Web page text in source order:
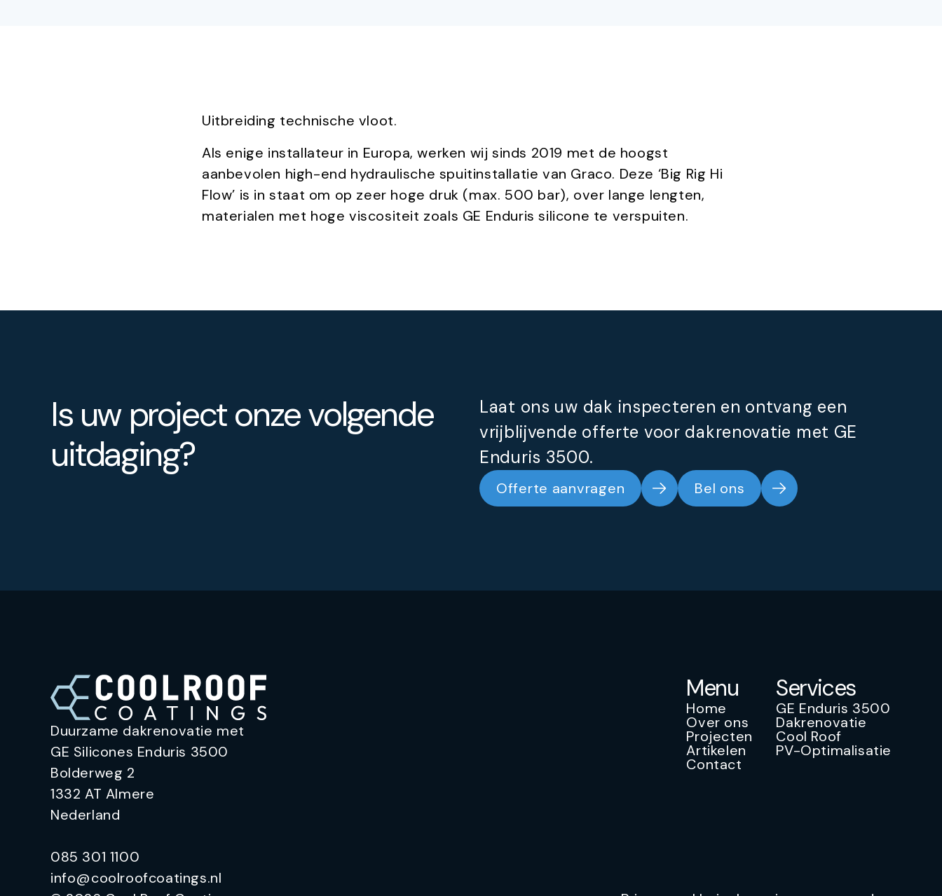
Uitbreiding technische vloot.
Als enige installateur in Europa, werken wij sinds 2019 met de hoogst
aanbevolen high-end hydraulische spuitinstallatie van Graco. Deze ‘Big Rig Hi
Flow’ is in staat om op zeer hoge druk (max. 500 bar), over lange lengten,
materialen met hoge viscositeit zoals GE Enduris silicone te verspuiten.
Is uw project onze volgende
uitdaging?
Laat ons uw dak inspecteren en ontvang een
vrijblijvende offerte voor dakrenovatie met GE
Enduris 3500.
Offerte aanvragen Bel ons
Duurzame dakrenovatie met
GE Silicones Enduris 3500
Bolderweg 2
1332 AT Almere
Nederland
085 301 1100
info@coolroofcoatings.nl
Services
GE Enduris 3500
Dakrenovatie
Cool Roof
PV-Optimalisatie
Menu
Home
Over ons
Projecten
Artikelen
Contact